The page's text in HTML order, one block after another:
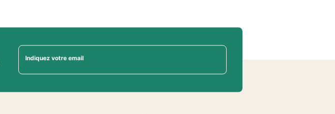
Indiquez votre email